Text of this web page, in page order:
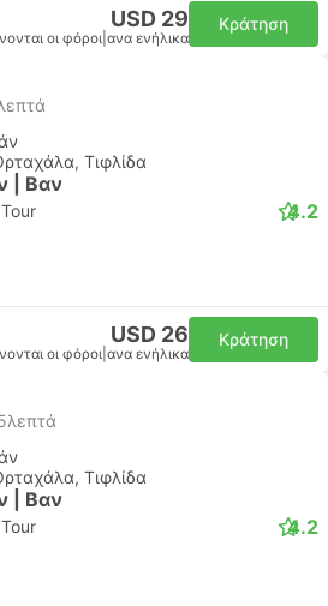
USD 29
οι φόροι ανα ενήλικα
Κράτηση
Τιφλίδα
| Βαν
4.2
USD 26
οι φόροι ανα ενήλικα
Κράτηση
Τιφλίδα
| Βαν
4.2